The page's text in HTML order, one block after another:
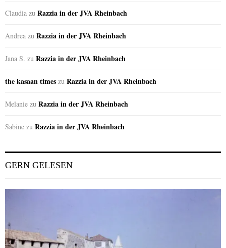
Claudia zu Razzia in der JVA Rheinbach
Andrea zu Razzia in der JVA Rheinbach
Jana S. zu Razzia in der JVA Rheinbach
the kasaan times zu Razzia in der JVA Rheinbach
Melanie zu Razzia in der JVA Rheinbach
Sabine zu Razzia in der JVA Rheinbach
GERN GELESEN